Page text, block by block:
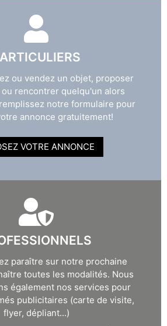
ou vendez un objet, proposer
rencontrer quelqu'un alors
notre formulaire pour
annonce gratuitement!
VOTRE ANNONCE
paraître sur notre prochaine
toutes les modalités. Nous
également nos services pour
publicitaires (carte de visite,
flyer, dépliant...)